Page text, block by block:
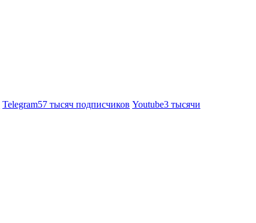
Telegram57 тысяч подписчиков Youtube3 тысячи